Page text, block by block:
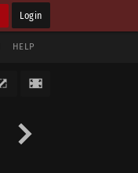
Login
HELP